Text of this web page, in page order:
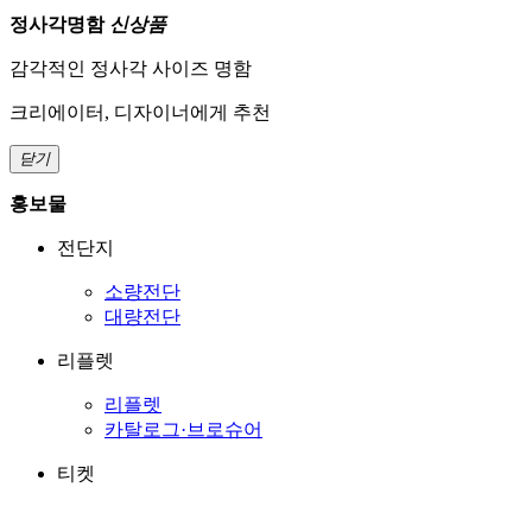
정사각명함 신상품
감각적인 정사각 사이즈 명함
크리에이터, 디자이너에게 추천
닫기
홍보물
전단지
소량전단
대량전단
리플렛
리플렛
카탈로그·브로슈어
티켓